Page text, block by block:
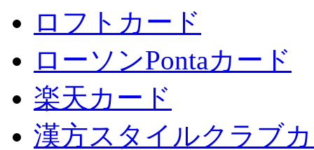
ロフトカード
ローソンPontaカード
楽天カード
漢方スタイルクラブ